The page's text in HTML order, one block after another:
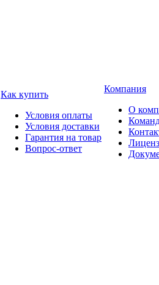
Как купить
Условия оплаты
Условия доставки
Гарантия на товар
Вопрос-ответ
Компания
О